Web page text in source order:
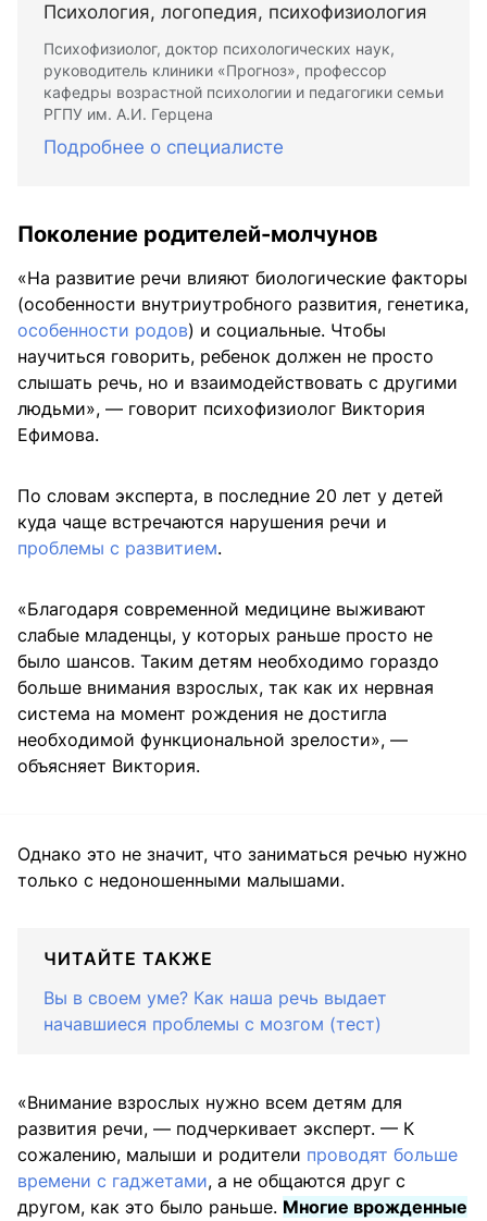
Психология, логопедия, психофизиология
Психофизиолог, доктор психологических наук,
руководитель клиники «Прогноз», профессор
кафедры возрастной психологии и педагогики семьи
РГПУ им. А.И. Герцена
Подробнее о специалисте
Поколение родителей-молчунов
«На развитие речи влияют биологические факторы
(особенности внутриутробного развития, генетика,
особенности родов) и социальные. Чтобы
научиться говорить, ребенок должен не просто
слышать речь, но и взаимодействовать с другими
людьми», — говорит психофизиолог Виктория
Ефимова.
По словам эксперта, в последние 20 лет у детей
куда чаще встречаются нарушения речи и
проблемы с развитием.
«Благодаря современной медицине выживают
слабые младенцы, у которых раньше просто не
было шансов. Таким детям необходимо гораздо
больше внимания взрослых, так как их нервная
система на момент рождения не достигла
необходимой функциональной зрелости», —
объясняет Виктория.
Однако это не значит, что заниматься речью нужно
только с недоношенными малышами.
ЧИТАЙТЕ ТАКЖЕ
Вы в своем уме? Как наша речь выдает
начавшиеся проблемы с мозгом (тест)
«Внимание взрослых нужно всем детям для
развития речи, — подчеркивает эксперт. — К
сожалению, малыши и родители проводят больше
времени с гаджетами, а не общаются друг с
другом, как это было раньше. Многие врожденные